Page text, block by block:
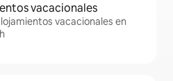
vacacionales
vacacionales en